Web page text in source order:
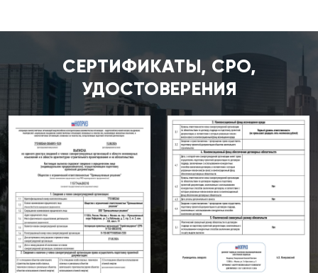
СЕРТИФИКАТЫ, СРО,
УДОСТОВЕРЕНИЯ